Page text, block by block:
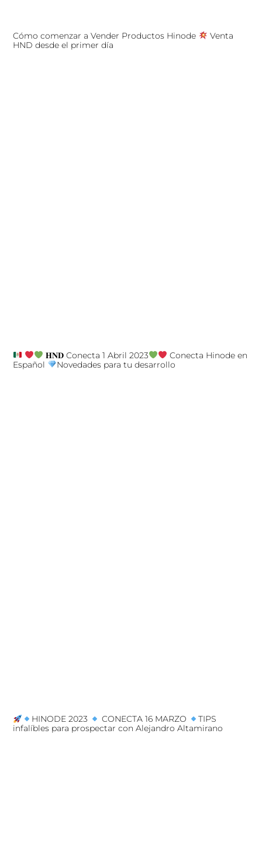
Cómo comenzar a Vender Productos Hinode
Venta
HND desde el primer día
𝐇𝐍𝐃 Conecta 1 Abril 2023
Conecta Hinode en
Español
Novedades para tu desarrollo
HINODE 2023 CONECTA 16 MARZO
TIPS
infalíbles para prospectar con Alejandro Altamirano